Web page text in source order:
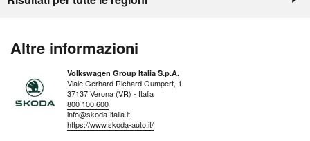
Altre informazioni
Volkswagen Group Italia S.p.A.
Viale Gerhard Richard Gumpert, 1
37137 Verona (VR) - Italia
800 100 600
info@skoda-italia.it
https://www.skoda-auto.it/